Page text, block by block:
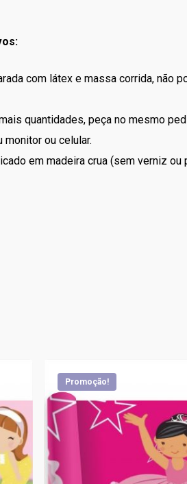
com látex e massa corrida, não
quantidades, peça no mesmo
ou celular.
em madeira crua (sem verniz ou
Promoção!